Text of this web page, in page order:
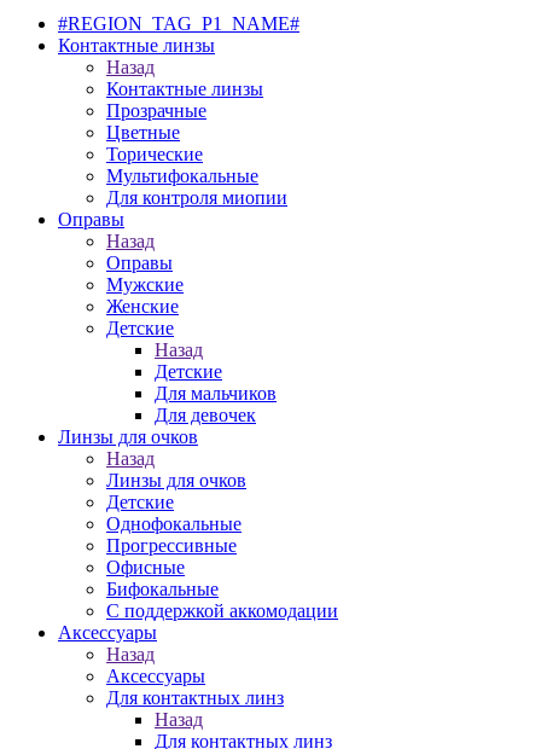
#REGION_TAG_P1_NAME#
Контактные линзы
Назад
Контактные линзы
Прозрачные
Цветные
Торические
Мультифокальные
Для контроля миопии
Оправы
Назад
Оправы
Мужские
Женские
Детские
Назад
Детские
Для мальчиков
Для девочек
Линзы для очков
Назад
Линзы для очков
Детские
Однофокальные
Прогрессивные
Офисные
Бифокальные
С поддержкой аккомодации
Аксессуары
Назад
Аксессуары
Для контактных линз
Назад
Для контактных линз